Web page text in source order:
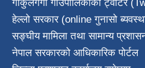
गोकुलगंगा गाउँपालिकाको ट्वीटर
हेल्लो सरकार (online गुनासो
सङ्घीय मामिला तथा सामान्य
नेपाल सरकारको आधिकारिक पोर्टल